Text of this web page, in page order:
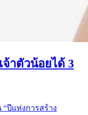
าตัวน้อยได้ 3
“ปีแห่งการสร้าง